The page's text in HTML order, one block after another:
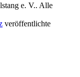
e. V.. Alle
veröffentlichte